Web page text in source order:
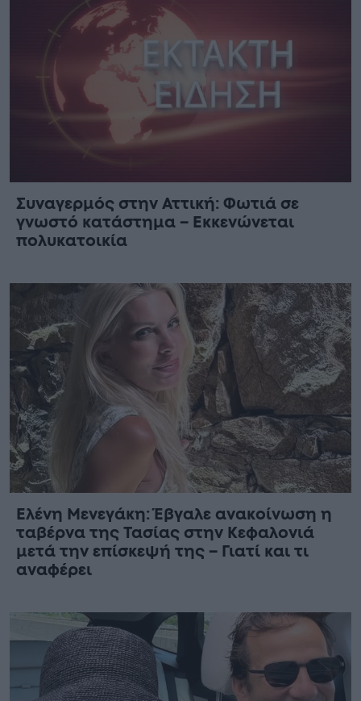
Συναγερμός στην Αττική: Φωτιά σε
γνωστό κατάστημα – Εκκενώνεται
πολυκατοικία
Ελένη Μενεγάκη: Έβγαλε ανακοίνωση η
ταβέρνα της Τασίας στην Κεφαλονιά
μετά την επίσκεψή της – Γιατί και τι
αναφέρει